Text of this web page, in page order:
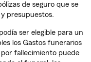
de seguro que se
presupuestos.
ser elegible para un
los Gastos funerarios
fallecimiento puede